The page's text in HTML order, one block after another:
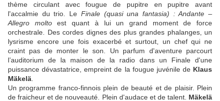
thème circulant avec fougue de pupitre en pupitre avant
l'accalmie du trio. Le Finale (quasi una fantasia) : Andante –
Allegro moltoest quant à lui un grand moment de force
orchestrale. Des cordes dignes des plus grandes phalanges, un
lysrisme encore une fois exacerbé et surtout, un chef qui ne
craint pas de monter le son. Un parfum d'aventure parcourt
l’auditorium de la maison de la radio dans un Finale d'une
puissance dévastatrice, empreint de la fougue juvénile de Klaus
Mäkelä
Un programme franco-finnois plein de beauté et de plaisir. Plein
de fraicheur et de nouveauté. Plein d'audace et de talent. Mäkelä